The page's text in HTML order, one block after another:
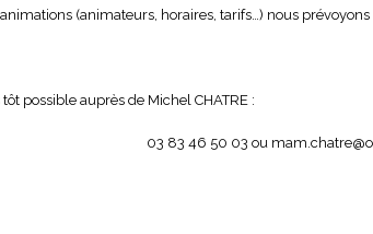
(animateurs, horaires, tarifs…) nous
possible auprès de Michel CHATRE :
03 83 46 50 03 ou